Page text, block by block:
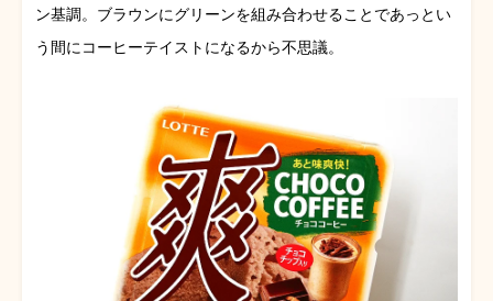
ン基調。ブラウンにグリーンを組み合わせることであっとい
う間にコーヒーテイストになるから不思議。